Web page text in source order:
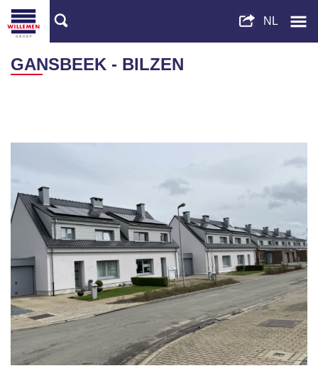
GANSBEEK - BILZEN